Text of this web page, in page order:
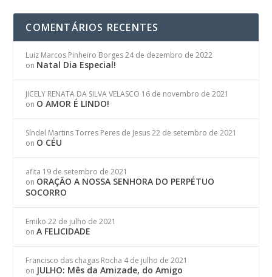
COMENTÁRIOS RECENTES
Luiz Marcos Pinheiro Borges 24 de dezembro de 2022
on Natal Dia Especial!
JICELY RENATA DA SILVA VELASCO 16 de novembro de 2021
on O AMOR É LINDO!
Síndel Martins Torres Peres de Jesus 22 de setembro de 2021
on O CÉU
afita 19 de setembro de 2021
on ORAÇÃO A NOSSA SENHORA DO PERPÉTUO
SOCORRO
Emiko 22 de julho de 2021
onA FELICIDADE
Francisco das chagas Rocha 4 de julho de 2021
on JULHO: Mês da Amizade, do Amigo